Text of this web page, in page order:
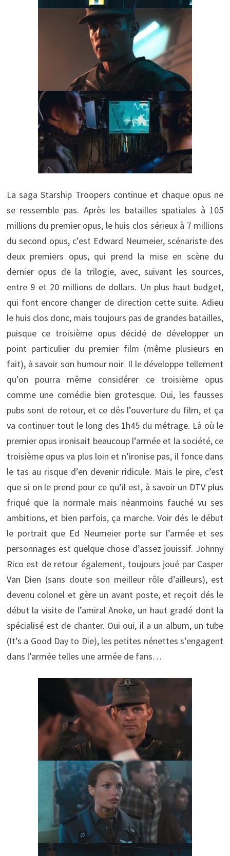
La saga Starship Troopers continue et chaque opus ne
se ressemble pas. Après les batailles spatiales à 105
millions du premier opus, le huis clos sérieux à 7 millions
du second opus, c’est Edward Neumeier, scénariste des
deux premiers opus, qui prend la mise en scène du
dernier opus de la trilogie, avec, suivant les sources,
entre 9 et 20 millions de dollars. Un plus haut budget,
qui font encore changer de direction cette suite. Adieu
le huis clos donc, mais toujours pas de grandes batailles,
puisque ce troisième opus décidé de développer un
point particulier du premier film (même plusieurs en
fait), à savoir son humour noir. Il le développe tellement
qu’on pourra même considérer ce troisième opus
comme une comédie bien grotesque. Oui, les fausses
pubs sont de retour, et ce dés l’ouverture du film, et ça
va continuer tout le long des 1h45 du métrage. Là où le
premier opus ironisait beaucoup l’armée et la société, ce
troisième opus va plus loin et n’ironise pas, il fonce dans
le tas au risque d’en devenir ridicule. Mais le pire, c’est
que si on le prend pour ce qu’il est, à savoir un DTV plus
friqué que la normale mais néanmoins fauché vu ses
ambitions, et bien parfois, ça marche. Voir dés le début
le portrait que Ed Neumeier porte sur l’armée et ses
personnages est quelque chose d’assez jouissif. Johnny
Rico est de retour également, toujours joué par Casper
Van Dien (sans doute son meilleur rôle d’ailleurs), est
devenu colonel et gère un avant poste, et reçoit dés le
début la visite de l’amiral Anoke, un haut gradé dont la
spécialisé est de chanter. Oui oui, il a un album, un tube
(It’s a Good Day to Die), les petites nénettes s’engagent
dans l’armée telles une armée de fans…